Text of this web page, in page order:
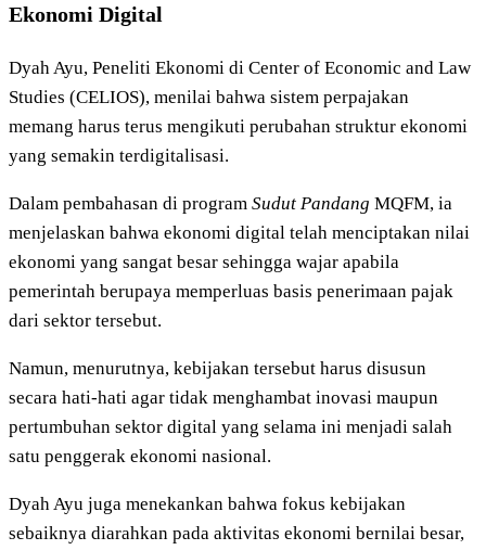
Ekonomi Digital
Dyah Ayu, Peneliti Ekonomi di Center of Economic and Law
Studies (CELIOS), menilai bahwa sistem perpajakan
memang harus terus mengikuti perubahan struktur ekonomi
yang semakin terdigitalisasi.
Dalam pembahasan di program Sudut Pandang MQFM, ia
menjelaskan bahwa ekonomi digital telah menciptakan nilai
ekonomi yang sangat besar sehingga wajar apabila
pemerintah berupaya memperluas basis penerimaan pajak
dari sektor tersebut.
Namun, menurutnya, kebijakan tersebut harus disusun
secara hati-hati agar tidak menghambat inovasi maupun
pertumbuhan sektor digital yang selama ini menjadi salah
satu penggerak ekonomi nasional.
Dyah Ayu juga menekankan bahwa fokus kebijakan
sebaiknya diarahkan pada aktivitas ekonomi bernilai besar,